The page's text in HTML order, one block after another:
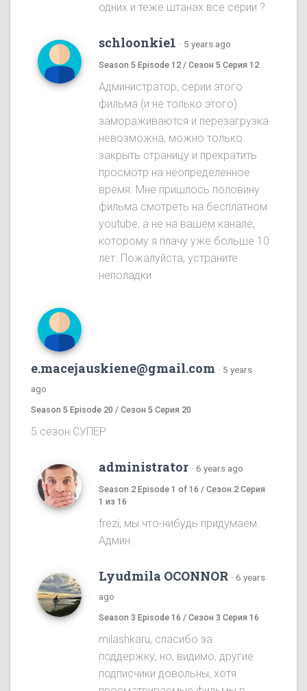
одних и теже штанах все серии ?
schloonkie1 · 5 years ago
Season 5 Episode 12 / Сезон 5 Серия 12
Администратор, серии этого
фильма (и не только этого)
замораживаются и перезагрузка
невозможна, можно только
закрыть страницу и прекратить
просмотр на неопределенное
время. Мне пришлось половину
фильма смотреть на бесплатном
youtube, а не на вашем канале,
которому я плачу уже больше 10
лет. Пожалуйста, устраните
неполадки
e.macejauskiene@gmail.com · 5 years
ago
Season 5 Episode 20 / Сезон 5 Серия 20
5 сезон СУПЕР
administrator · 6 years ago
Season 2 Episode 1 of 16 / Сезон 2 Серия
1 из 16
frezi, мы что-нибудь придумаем.
Админ.
Lyudmila OCONNOR · 6 years
ago
Season 3 Episode 16 / Сезон 3 Серия 16
milashkaru, спасибо за
поддержку, но, видимо, другие
подписчики довольны, хотя